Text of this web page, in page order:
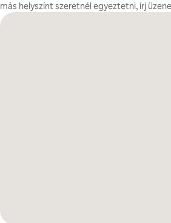
más helyszínt szeretnél egyeztetni, írj